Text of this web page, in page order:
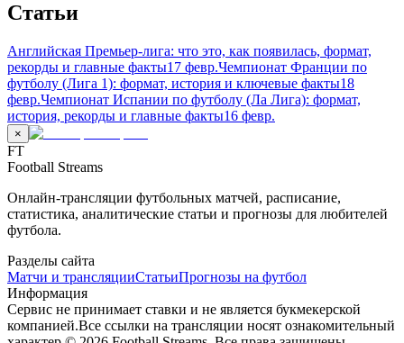
Статьи
Английская Премьер-лига: что это, как появилась, формат,
рекорды и главные факты17 февр.Чемпионат Франции по
футболу (Лига 1): формат, история и ключевые факты18
февр.Чемпионат Испании по футболу (Ла Лига): формат,
история, рекорды и главные факты16 февр.
×
FT
Football Streams
Онлайн-трансляции футбольных матчей, расписание,
статистика, аналитические статьи и прогнозы для любителей
футбола.
Разделы сайта
Матчи и трансляцииСтатьиПрогнозы на футбол
Информация
Сервис не принимает ставки и не является букмекерской
компанией.Все ссылки на трансляции носят ознакомительный